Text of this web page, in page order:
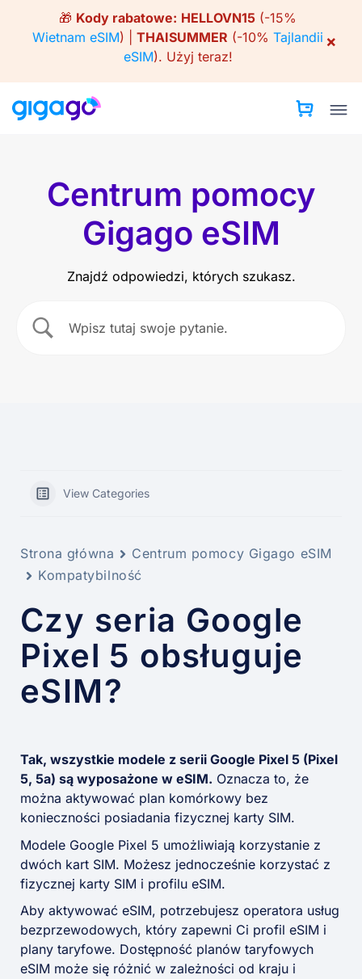
🎁 Kody rabatowe: HELLOVN15 (-15%
Wietnam eSIM) | THAISUMMER (-10% Tajlandii
eSIM). Użyj teraz!
×
Centrum pomocy
Gigago eSIM
Znajdź odpowiedzi, których szukasz.
View Categories
Strona główna
Centrum pomocy Gigago eSIM
Kompatybilność
Czy seria Google
Pixel 5 obsługuje
eSIM?
Tak, wszystkie modele z serii Google Pixel 5 (Pixel
5, 5a) są wyposażone w eSIM. Oznacza to, że
można aktywować plan komórkowy bez
konieczności posiadania fizycznej karty SIM.
Modele Google Pixel 5 umożliwiają korzystanie z
dwóch kart SIM. Możesz jednocześnie korzystać z
fizycznej karty SIM i profilu eSIM.
Aby aktywować eSIM, potrzebujesz operatora usług
bezprzewodowych, który zapewni Ci profil eSIM i
plany taryfowe. Dostępność planów taryfowych
eSIM może się różnić w zależności od kraju i